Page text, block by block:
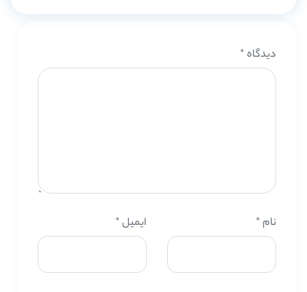
دیدگاه *
نام * ایمیل*